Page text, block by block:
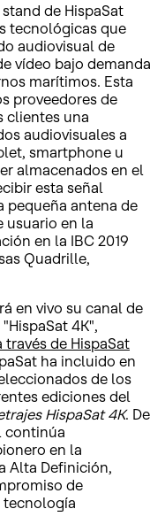
de HispaSat
tecnológicas que
audiovisual de
vídeo bajo demanda
marítimos. Esta
proveedores de
clientes una
audiovisuales a
smartphone u
almacenados en el
esta señal
pequeña antena de
usuario en la
en la IBC 2019
Quadrille,
en vivo su canal de
4K",
de HispaSat
ha incluido en
de los
ediciones del
HispaSat 4K. De
continúa
en la
Alta Definición,
de
tecnología